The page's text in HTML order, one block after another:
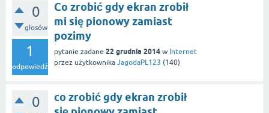
0
głosów
1
odpowiedź
Co zrobić gdy ekran zrobił
mi się pionowy zamiast
pozimy
pytanie zadane 22 grudnia 2014 w Internet
przez użytkownika JagodaPL123 (140)
0
co zrobić gdy ekran zrobił